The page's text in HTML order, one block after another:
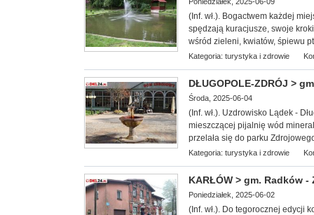
(Inf. wł.). Bogactwem każdej
spędzają kuracjusze, swoje
wśród zieleni, kwiatów, śpiewu
Kategoria: turystyka i zdrowie
DŁUGOPOLE-ZDRÓJ >
Środa, 2025-06-04
(Inf. wł.). Uzdrowisko Lądek -
mieszczącej pijalnię wód
przelała się do parku
Kategoria: turystyka i zdrowie
KARŁÓW > gm. Radków
Poniedziałek, 2025-06-02
(Inf. wł.). Do tegorocznej edycji